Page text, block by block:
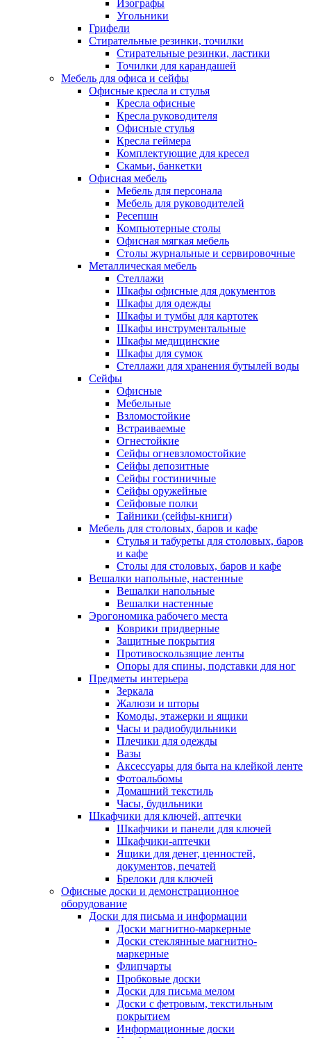
Изографы
Угольники
Грифели
Стирательные резинки, точилки
Стирательные резинки, ластики
Точилки для карандашей
Мебель для офиса и сейфы
Офисные кресла и стулья
Кресла офисные
Кресла руководителя
Офисные стулья
Кресла геймера
Комплектующие для кресел
Скамьи, банкетки
Офисная мебель
Мебель для персонала
Мебель для руководителей
Ресепшн
Компьютерные столы
Офисная мягкая мебель
Столы журнальные и сервировочные
Металлическая мебель
Стеллажи
Шкафы офисные для документов
Шкафы для одежды
Шкафы и тумбы для картотек
Шкафы инструментальные
Шкафы медицинские
Шкафы для сумок
Стеллажи для хранения бутылей воды
Сейфы
Офисные
Мебельные
Взломостойкие
Встраиваемые
Огнестойкие
Сейфы огневзломостойкие
Сейфы депозитные
Сейфы гостиничные
Сейфы оружейные
Сейфовые полки
Тайники (сейфы-книги)
Мебель для столовых, баров и кафе
Стулья и табуреты для столовых, баров
и кафе
Столы для столовых, баров и кафе
Вешалки напольные, настенные
Вешалки напольные
Вешалки настенные
Эрогономика рабочего места
Коврики придверные
Защитные покрытия
Противоскользящие ленты
Опоры для спины, подставки для ног
Предметы интерьера
Зеркала
Жалюзи и шторы
Комоды, этажерки и ящики
Часы и радиобудильники
Плечики для одежды
Вазы
Аксессуары для быта на клейкой ленте
Фотоальбомы
Домашний текстиль
Часы, будильники
Шкафчики для ключей, аптечки
Шкафчики и панели для ключей
Шкафчики-аптечки
Ящики для денег, ценностей,
документов, печатей
Брелоки для ключей
Офисные доски и демонстрационное
оборудование
Доски для письма и информации
Доски магнитно-маркерные
Доски стеклянные магнитно-
маркерные
Флипчарты
Пробковые доски
Доски для письма мелом
Доски с фетровым, текстильным
покрытием
Информационные доски